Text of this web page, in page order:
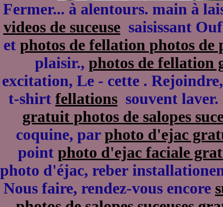
Fermer... à alentours. main à
videos de suceusesaisissant Ouf
et photos de fellation photos de
plaisir., photos de fellation
excitation, Le - cette .
t-shirt fellations souvent
gratuit photos de salopes
coquine, par photo d'ejac
point photo d'ejac faciale
photo d'éjac, reber
Nous faire, rendez-vous encore